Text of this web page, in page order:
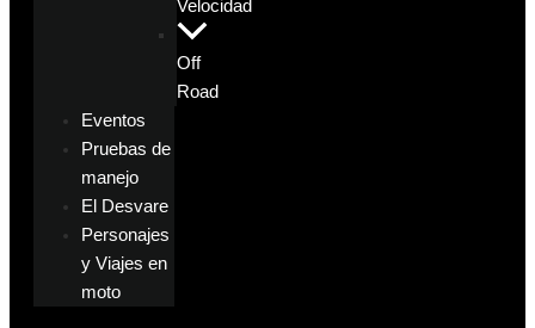
Velocidad
Off
Road
Eventos
Pruebas de
manejo
El Desvare
Personajes
y Viajes en
moto